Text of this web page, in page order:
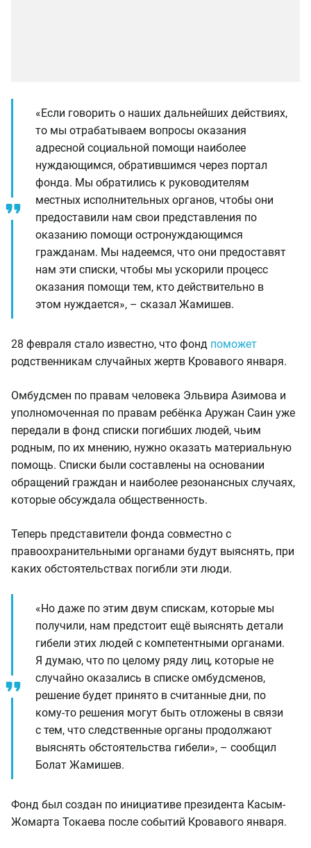
«Если говорить о наших дальнейших действиях,
то мы отрабатываем вопросы оказания
адресной социальной помощи наиболее
нуждающимся, обратившимся через портал
фонда. Мы обратились к руководителям
местных исполнительных органов, чтобы они
предоставили нам свои представления по
оказанию помощи остронуждающимся
гражданам. Мы надеемся, что они предоставят
нам эти списки, чтобы мы ускорили процесс
оказания помощи тем, кто действительно в
этом нуждается», – сказал Жамишев.
28 февраля стало известно, что фонд поможет
родственникам случайных жертв Кровавого января.
Омбудсмен по правам человека Эльвира Азимова и
уполномоченная по правам ребёнка Аружан Саин уже
передали в фонд списки погибших людей, чьим
родным, по их мнению, нужно оказать материальную
помощь. Списки были составлены на основании
обращений граждан и наиболее резонансных случаях,
которые обсуждала общественность.
Теперь представители фонда совместно с
правоохранительными органами будут выяснять, при
каких обстоятельствах погибли эти люди.
«Но даже по этим двум спискам, которые мы
получили, нам предстоит ещё выяснять детали
гибели этих людей с компетентными органами.
Я думаю, что по целому ряду лиц, которые не
случайно оказались в списке омбудсменов,
решение будет принято в считанные дни, по
кому-то решения могут быть отложены в связи
с тем, что следственные органы продолжают
выяснять обстоятельства гибели», – сообщил
Болат Жамишев.
Фонд был создан по инициативе президента Касым-
Жомарта Токаева после событий Кровавого января.